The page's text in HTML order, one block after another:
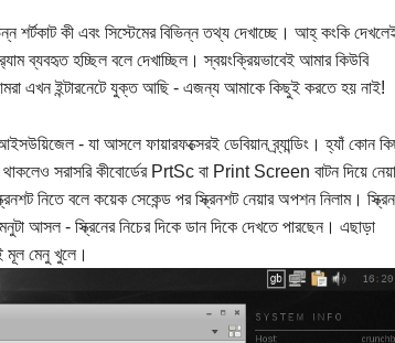
শর্টকাট কী এবং সিস্টেমের বিভিন্ন তথ্য দেখাচ্ছে। আহ্ কংকি
ব্যবহৃত হচ্ছিল বলে দেখাচ্ছিল। স্বয়ংক্রিয়ভাবেই আমার কিউবি
এখন ইন্টারনেটে যুক্ত আছি - এজন্য আমাকে কিছুই করতে হয় নাই!
আইসউয়িজেল - যা আসলে ফায়ারফক্সেরই ডেবিয়ান ব্র্যান্ডিং। হ্যাঁ কোন
থাকলেও সরাসরি কীবোর্ডের PrtSc বা Print Screen বাটন দিয়ে নেয়া
নিতে বলে কয়েক সেকেন্ড পর স্ক্রিনশট নেয়ার অপশন নিলাম।
আসল - স্ক্রিনের নিচের দিকে ডান দিকে দেখতে পারছেন। এছাড়া
মূল মেনু খুলে।